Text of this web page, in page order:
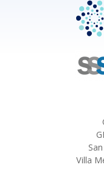
Villa